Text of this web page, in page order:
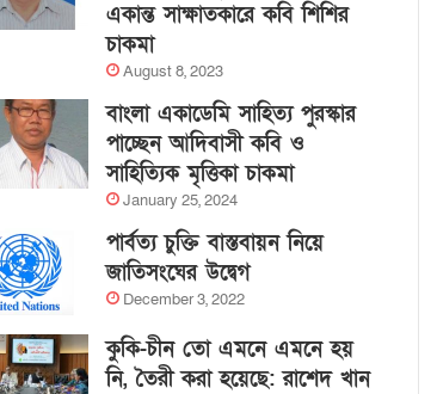
একান্ত সাক্ষাতকারে কবি শিশির
চাকমা
August 8, 2023
বাংলা একাডেমি সাহিত্য পুরস্কার
পাচ্ছেন আদিবাসী কবি ও
সাহিত্যিক মৃত্তিকা চাকমা
January 25, 2024
পার্বত্য চুক্তি বাস্তবায়ন নিয়ে
জাতিসংঘের উদ্বেগ
December 3, 2022
কুকি-চীন তো এমনে এমনে হয়
নি, তৈরী করা হয়েছে: রাশেদ খান